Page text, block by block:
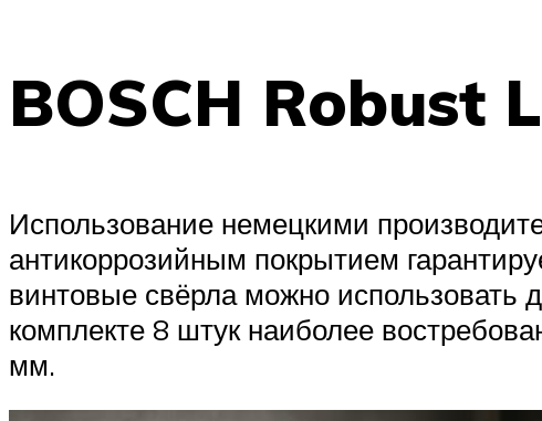
BOSCH Robust
Использование немецкими
антикоррозийным покрытием
винтовые свёрла можно использовать
комплекте 8 штук наиболее
мм.